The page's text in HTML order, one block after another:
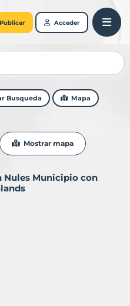
Publicar Acceder
Busqueda Mapa
Mostrar mapa
Nules Municipio con